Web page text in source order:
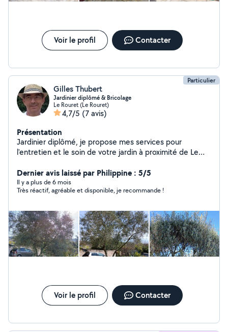
Voir le profil Contacter
Particulier
Gilles Thubert
Jardinier diplômé & Bricolage
Le Rouret (Le Rouret)
4,7/5 (7 avis)
Présentation
Jardinier diplômé, je propose mes services pour
l'entretien et le soin de votre jardin à proximité de Le
fauchage, débroussaillage, ramassage de feuilles,
entretien de massifs, etc... Je n'ai pas de recours abusif
aux outils mécanisés et privilégie des techniques
cycle végétal. Propose aussi petits travaux de bricolage
et d'entretien / nettoyage Travail minutieux Règlement
en Chèque Emploi Service Universel (CESU) - Déduction
fiscale 50% Anglais & italien parlés
Dernier avis laissé par Philippine : 5/5
Il y a plus de 6 mois
Très réactif, agréable et disponible, je recommande !
Voir le profil Contacter